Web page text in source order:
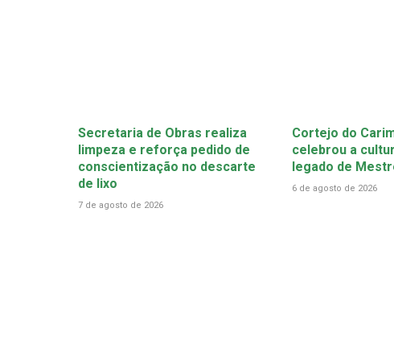
Secretaria de Obras realiza
limpeza e reforça pedido de
conscientização no descarte
de lixo
7 de agosto de 2026
Cortejo do
celebrou a
legado de
6 de agosto de 2026